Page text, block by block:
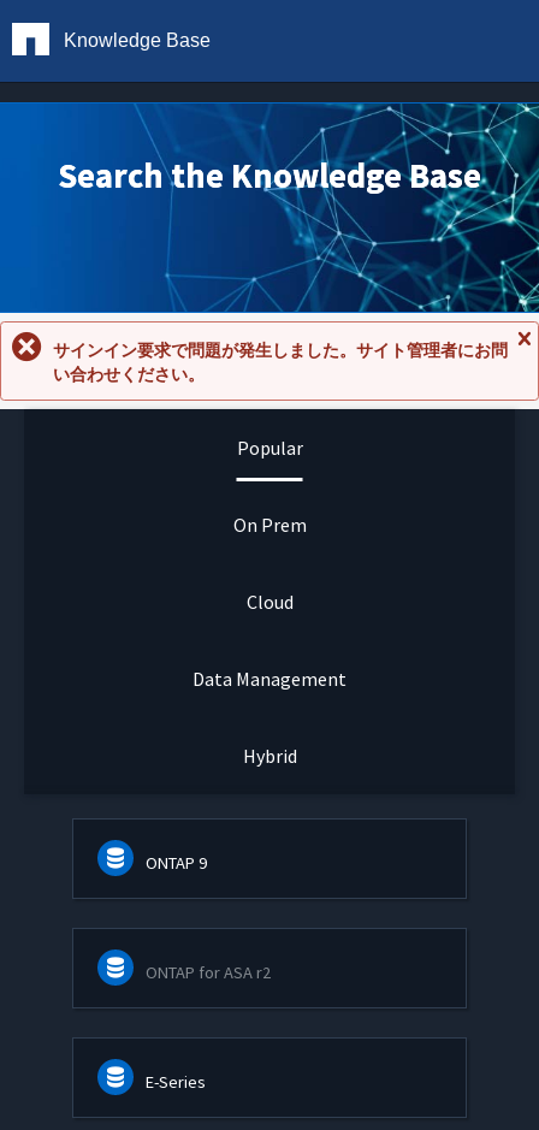
Knowledge Base
Search the Knowledge Base
セ
サインイン要求で問題が発生しました。サイト管理者にお問
い合わせください。
Popular
On Prem
Cloud
Data Management
Hybrid
ONTAP 9
ONTAP for ASA r2
E-Series